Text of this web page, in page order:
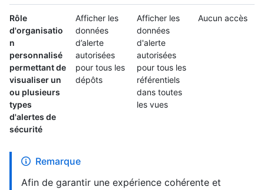
Rôle
d'organisatio
n
personnalisé
permettant de
visualiser un
ou plusieurs
types
d'alertes de
sécurité
Afficher les
données
d’alerte
autorisées
pour tous les
dépôts
Afficher les
données
d'alerte
autorisées
pour tous les
référentiels
dans toutes
les vues
Aucun accès
Remarque
Afin de garantir une expérience cohérente et